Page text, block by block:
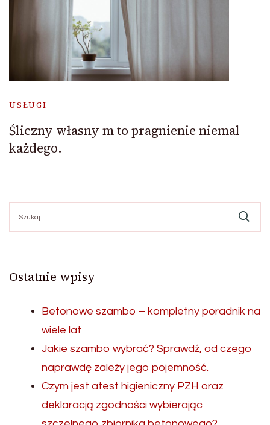
USŁUGI
Śliczny własny m to pragnienie niemal
każdego.
Ostatnie wpisy
Betonowe szambo – kompletny poradnik na
wiele lat
Jakie szambo wybrać? Sprawdź, od czego
naprawdę zależy jego pojemność.
Czym jest atest higieniczny PZH oraz
deklaracją zgodności wybierając